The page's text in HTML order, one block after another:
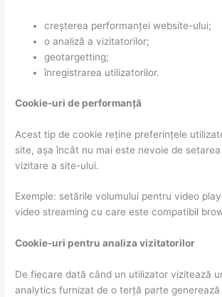
creșterea performanței website-ului;
o analiză a vizitatorilor;
geotargetting;
înregistrarea utilizatorilor.
Cookie-uri de performanță
Acest tip de cookie reține preferințele
site, așa încât nu mai este nevoie de
vizitare a site-ului.
Exemple: setările volumului pentru video
video streaming cu care este compatibil
Cookie-uri pentru analiza vizitatorilor
De fiecare dată când un utilizator vizitează
analytics furnizat de o terță parte generează